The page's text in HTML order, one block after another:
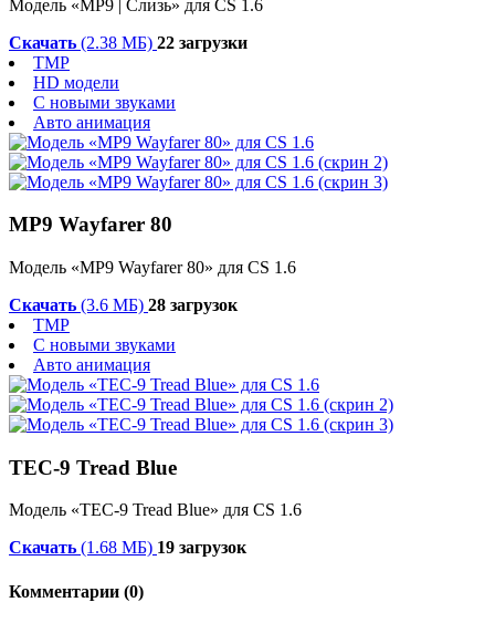
Модель «MP9 | Слизь» для CS 1.6
Скачать (2.38 МБ) 22 загрузки
TMP
HD модели
С новыми звуками
Авто анимация
MP9 Wayfarer 80
Модель «MP9 Wayfarer 80» для CS 1.6
Скачать (3.6 МБ) 28 загрузок
TMP
С новыми звуками
Авто анимация
TEC-9 Tread Blue
Модель «TEC-9 Tread Blue» для CS 1.6
Скачать (1.68 МБ) 19 загрузок
Комментарии (0)